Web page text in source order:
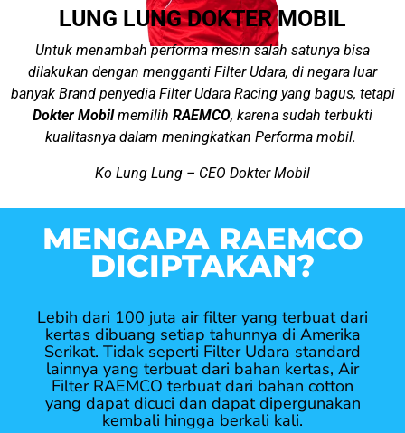
LUNG LUNG DOKTER MOBIL
Untuk menambah performa mesin salah satunya bisa
dilakukan dengan mengganti Filter Udara, di negara luar
banyak Brand penyedia Filter Udara Racing yang bagus, tetapi
Dokter Mobilmemilih RAEMCO, karena sudah terbukti
kualitasnya dalam meningkatkan Performa mobil.
Ko Lung Lung – CEO Dokter Mobil
MENGAPA RAEMCO
DICIPTAKAN?
Lebih dari 100 juta air filter yang terbuat dari
kertas dibuang setiap tahunnya di Amerika
Serikat. Tidak seperti Filter Udara standard
lainnya yang terbuat dari bahan kertas, Air
Filter RAEMCO terbuat dari bahan cotton
yang dapat dicuci dan dapat dipergunakan
kembali hingga berkali kali.